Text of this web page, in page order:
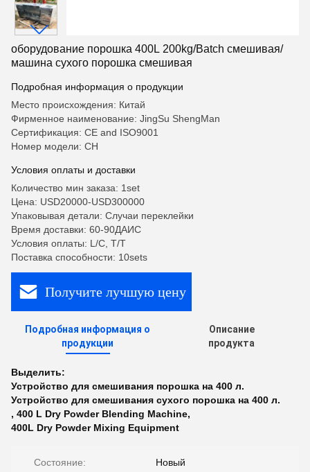
оборудование порошка 400L 200kg/Batch смешивая/
машина сухого порошка смешивая
Подробная информация о продукции
Место происхождения: Китай
Фирменное наименование: JingSu ShengMan
Сертификация: CE and ISO9001
Номер модели: CH
Условия оплаты и доставки
Количество мин заказа: 1set
Цена: USD20000-USD300000
Упаковывая детали: Случаи переклейки
Время доставки: 60-90ДАИС
Условия оплаты: L/C, T/T
Поставка способности: 10sets
Получите лучшую цену
Подробная информация о
продукции
Описание
продукта
Выделить:
Устройство для смешивания порошка на 400 л.
Устройство для смешивания сухого порошка на 400 л.
, 400 L Dry Powder Blending Machine,
400L Dry Powder Mixing Equipment
Состояние: Новый